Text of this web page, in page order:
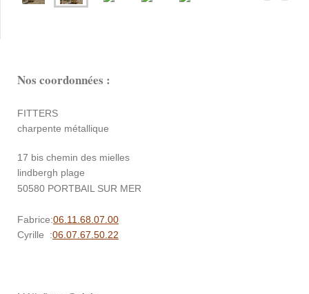
Nos coordonnées :
FITTERS
charpente métallique
17 bis chemin des mielles
lindbergh plage
50580 PORTBAIL SUR MER
Fabrice:06.11.68.07.00
Cyrille :06.07.67.50.22